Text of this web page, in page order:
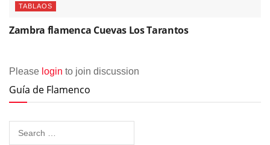
TABLAOS
Zambra flamenca Cuevas Los Tarantos
Please login to join discussion
Guía de Flamenco